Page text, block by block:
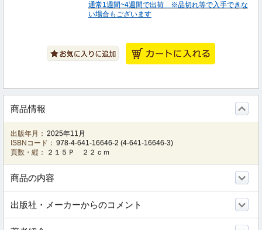
通常1週間~4週間で出荷 ※品切れ等で入手できな
い場合もございます
商品情報
出版年月： 2025年11月
ISBNコード： 978-4-641-16646-2 (4-641-16646-3)
頁数・縦：
２１５Ｐ ２２ｃｍ
商品の内容
出版社・メーカーからのコメント